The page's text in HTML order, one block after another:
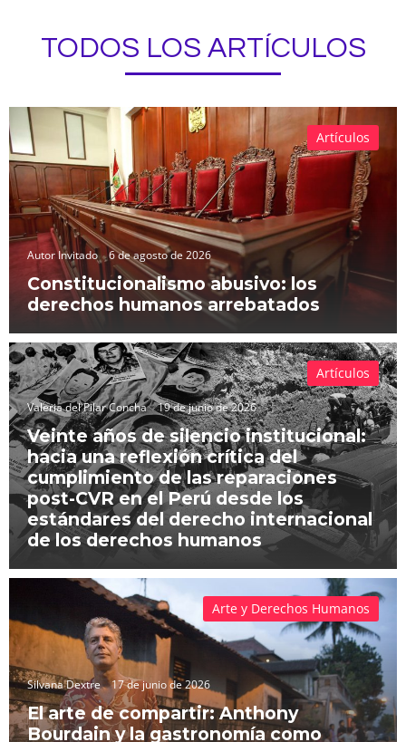
TODOS LOS ARTÍCULOS
Autor Invitado 6 de agosto de 2026
Constitucionalismo abusivo: los
derechos humanos arrebatados
Artículos
Valeria del Pilar Concha 19 de junio de 2026
Veinte años de silencio institucional:
hacia una reflexión crítica del
cumplimiento de las reparaciones
post-CVR en el Perú desde los
estándares del derecho internacional
de los derechos humanos
Artículos
Silvana Dextre 17 de junio de 2026
El arte de compartir: Anthony
Bourdain y la gastronomía como
Arte y Derechos Humanos